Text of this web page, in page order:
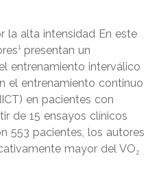
la alta intensidad En este
presentan un
entrenamiento interválico
el entrenamiento continuo
en pacientes con
de 15 ensayos clínicos
553 pacientes, los autores
mayor del VO₂